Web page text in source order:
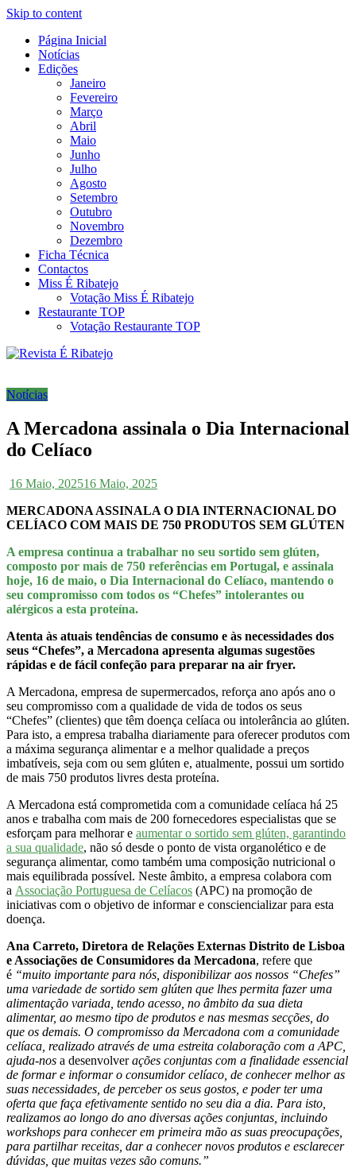
Skip to content
É Ribatejo – Revista Social
Online
Revista Social Online
Página Inicial
Notícias
Edições
Janeiro
Fevereiro
Março
Abril
Maio
Junho
Julho
Agosto
Setembro
Outubro
Novembro
Dezembro
Ficha Técnica
Contactos
Miss É Ribatejo
Votação Miss É Ribatejo
Restaurante TOP
Votação Restaurante TOP
Notícias
A Mercadona assinala o Dia Internacional
do Celíaco
16 Maio, 202516 Maio, 2025
MERCADONA ASSINALA O DIA INTERNACIONAL DO
CELÍACO COM MAIS DE 750 PRODUTOS SEM GLÚTEN
A empresa continua a trabalhar no seu sortido sem glúten,
composto por mais de 750 referências em Portugal, e assinala
hoje, 16 de maio, o Dia Internacional do Celíaco, mantendo o
seu compromisso com todos os “Chefes” intolerantes ou
alérgicos a esta proteína.
Atenta às atuais tendências de consumo e às necessidades dos
seus “Chefes”, a Mercadona apresenta algumas sugestões
rápidas e de fácil confeção para preparar na air fryer.
A Mercadona, empresa de supermercados, reforça ano após ano o
seu compromisso com a qualidade de vida de todos os seus
“Chefes” (clientes) que têm doença celíaca ou intolerância ao glúten.
Para isto, a empresa trabalha diariamente para oferecer produtos com
a máxima segurança alimentar e a melhor qualidade a preços
imbatíveis, seja com ou sem glúten e, atualmente, possui um sortido
de mais 750 produtos livres desta proteína.
A Mercadona está comprometida com a comunidade celíaca há 25
anos e trabalha com mais de 200 fornecedores especialistas que se
esforçam para melhorar e aumentar o sortido sem glúten, garantindo
a sua qualidade, não só desde o ponto de vista organolético e de
segurança alimentar, como também uma composição nutricional o
mais equilibrada possível. Neste âmbito, a empresa colabora com
a Associação Portuguesa de Celíacos (APC) na promoção de
iniciativas com o objetivo de informar e consciencializar para esta
doença.
Ana Carreto, Diretora de Relações Externas Distrito de Lisboa
e Associações de Consumidores da Mercadona, refere que
é “muito importante para nós, disponibilizar aos nossos “Chefes”
uma variedade de sortido sem glúten que lhes permita fazer uma
alimentação variada, tendo acesso, no âmbito da sua dieta
alimentar, ao mesmo tipo de produtos e nas mesmas secções, do
que os demais. O compromisso da Mercadona com a comunidade
celíaca, realizado através de uma estreita colaboração com a APC,
ajuda-nos a desenvolverações conjuntas com a finalidade essencial
de formar e informar o consumidor celíaco, de conhecer melhor as
suas necessidades, de perceber os seus gostos, e poder ter uma
oferta que faça efetivamente sentido no seu dia a dia. Para isto,
realizamos ao longo do ano diversas ações conjuntas, incluindo
workshops para conhecer em primeira mão as suas preocupações,
para partilhar receitas, dar a conhecer novos produtos e esclarecer
dúvidas, que muitas vezes são comuns.”